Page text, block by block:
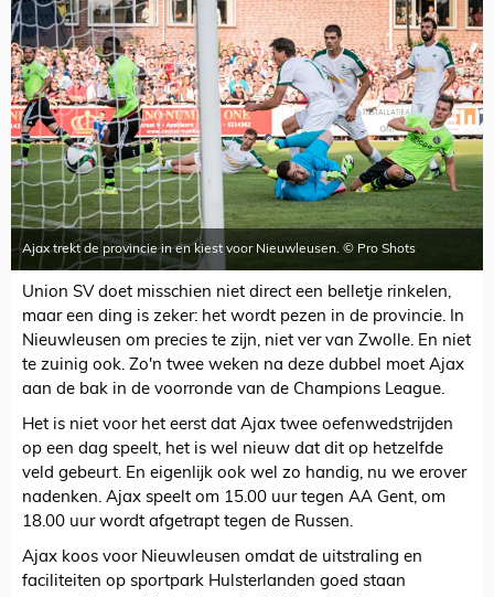
Ajax trekt de provincie in en kiest voor Nieuwleusen. © Pro Shots
Union SV doet misschien niet direct een belletje rinkelen,
maar een ding is zeker: het wordt pezen in de provincie. In
Nieuwleusen om precies te zijn, niet ver van Zwolle. En niet
te zuinig ook. Zo'n twee weken na deze dubbel moet Ajax
aan de bak in de voorronde van de Champions League.
Het is niet voor het eerst dat Ajax twee oefenwedstrijden
op een dag speelt, het is wel nieuw dat dit op hetzelfde
veld gebeurt. En eigenlijk ook wel zo handig, nu we erover
nadenken. Ajax speelt om 15.00 uur tegen AA Gent, om
18.00 uur wordt afgetrapt tegen de Russen.
Ajax koos voor Nieuwleusen omdat de uitstraling en
faciliteiten op sportpark Hulsterlanden goed staan